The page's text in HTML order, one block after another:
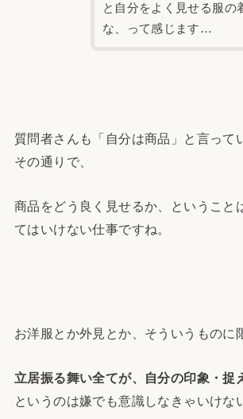
と自分をよく見せる服の
な、って感じます…
質問者さんも「自分は商品」と言って
その通りで、
商品をどう良く見せるか、ということ
てはいけない仕事ですね。
お洋服とか外見とか、そういうものに
立居振る舞い全てが、自分の印象・捉
というのは嫌でも意識しなきゃいけな